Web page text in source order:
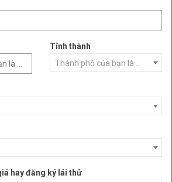
Tỉnh thành
Thành phố của bạn là ...
hay đăng ký lái thử